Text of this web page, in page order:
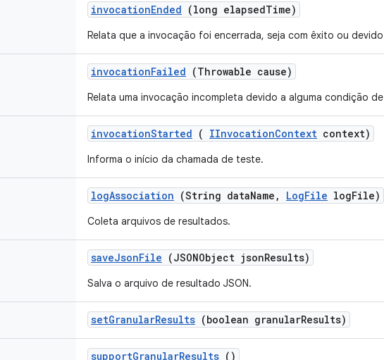
invocationEnded (long elapsedTime)
Relata que a invocação foi encerrada, seja com êxito ou
invocationFailed (Throwable cause)
Relata uma invocação incompleta devido a alguma condição
invocationStarted ( IInvocationContext context)
Informa o início da chamada de teste.
logAssociation (String dataName , LogFile logFile)
Coleta arquivos de resultados.
saveJsonFile (JSONObject jsonResults)
Salva o arquivo de resultado JSON.
setGranularResults (boolean granularResults)
supportGranularResults ()